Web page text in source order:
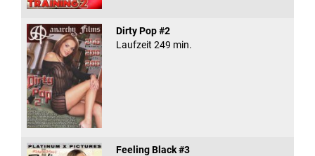
Dirty Pop #2
Laufzeit 249 min.
Feeling Black #3